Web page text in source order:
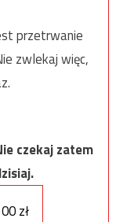
przetrwanie
zwlekaj więc,
czekaj zatem
zł